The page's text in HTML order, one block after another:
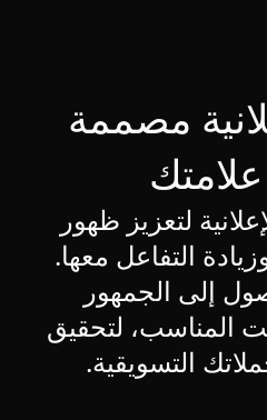
مصممة
علامتك
لتعزيز ظهور
التفاعل معها.
إلى الجمهور
المناسب، لتحقيق
التسويقية.